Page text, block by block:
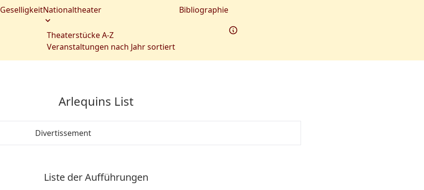
GeselligkeitNationaltheater
Theaterstücke A-Z
Veranstaltungen nach Jahr sortiert
Bibliographie
Arlequins List
Divertissement
Liste der Aufführungen